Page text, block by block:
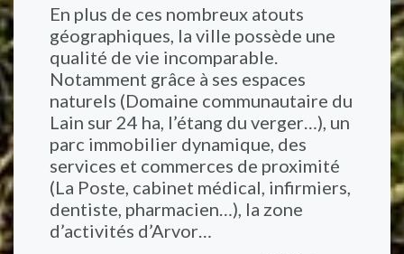
En plus de ces nombreux atouts
géographiques, la ville possède une
qualité de vie incomparable.
Notamment grâce à ses espaces
naturels (Domaine communautaire du
Lain sur 24 ha, l’étang du verger…), un
parc immobilier dynamique, des
services et commerces de proximité
(La Poste, cabinet médical, infirmiers,
dentiste, pharmacien…), la zone
d’activités d’Arvor…